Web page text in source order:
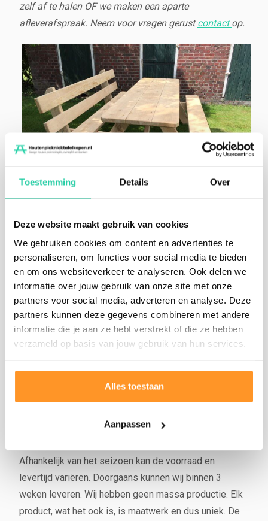
Toestemming Details Over
Deze website maakt gebruik van cookies
We gebruiken cookies om content en advertenties te
personaliseren, om functies voor social media te bieden
en om ons websiteverkeer te analyseren. Ook delen we
informatie over jouw gebruik van onze site met onze
partners voor social media, adverteren en analyse. Deze
partners kunnen deze gegevens combineren met andere
informatie die je aan ze hebt verstrekt of die ze hebben
verzameld op basis van jouw gebruik van hun services.
Alles toestaan
Aanpassen
zelf af te halen OF we maken een aparte
afleverafspraak. Neem voor vragen gerustcontactop.
picknicktafel met rugleuning
Eiken picknicktafel en bank in één
Depicknicktafel en bank in éénis gemaakt van
eikenhout. Het hout bewerken wij in onze traditionele
zagerij in Gelderland tot een robuuste en massieve
picknicktafel met bank en rugleuning. Deze tafel heeft
daarom erg geschikt voor buitengebruik. In de
buitenlucht zal het hout na verloop van tijd vergrijzen,
Afhankelijk van het seizoen kan de voorraad en
levertijd variëren. Doorgaans kunnen wij binnen 3
weken leveren. Wij hebben geen massa productie. Elk
product, wat het ook is, is maatwerk en dus uniek. De